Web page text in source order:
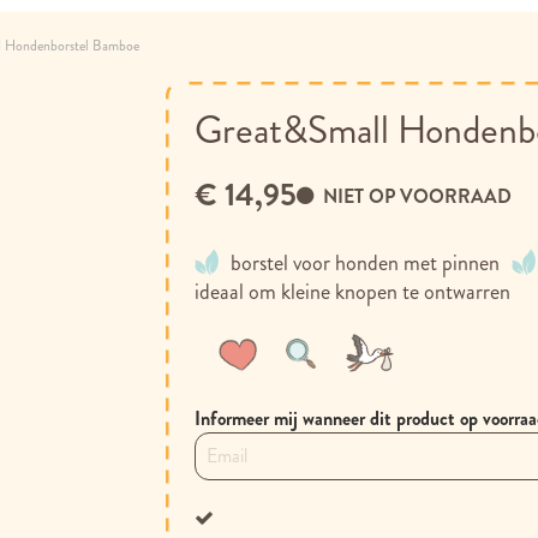
Bamboe
Great&Small
borstel voor honden met pinnen
ideaal om kleine knopen te ontwarren
NIET OP VOORRAAD
€ 14,95
Informeer mij wanneer dit product op
Voeg
aan
Toevoegen
te